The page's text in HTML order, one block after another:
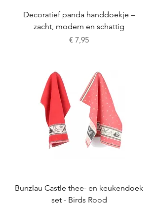
Decoratief panda handdoekje –
zacht, modern en schattig
Prijs
€ 7,95
Bunzlau Castle thee- en keukendoek
set - Birds Rood